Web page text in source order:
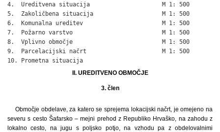
4.  Ureditvena situacija                     M 1: 500
5.  Zakoličbena situacija                    M 1: 500
6.  Komunalna ureditev                       M 1: 500
7.  Požarno varstvo                          M 1: 500
8.  Vplivno območje                          M 1: 500
9.  Parcelacijski načrt                      M 1: 500
10. Prometna situacija
II. UREDITVENO OBMOČJE
3. člen
Območje obdelave, za katero se sprejema lokacijski načrt, je omejeno na
severu s cesto Šafarsko – mejni prehod z Republiko Hrvaško, na zahodu z
lokalno cesto, na jugu s poljsko potjo, na vzhodu pa z obdelovalnimi